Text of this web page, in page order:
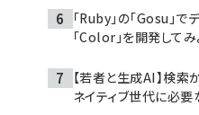
「Ruby」の「Gosu」
「Color」を開発してみ
【若者と生成AI】検
ネイティブ世代に必